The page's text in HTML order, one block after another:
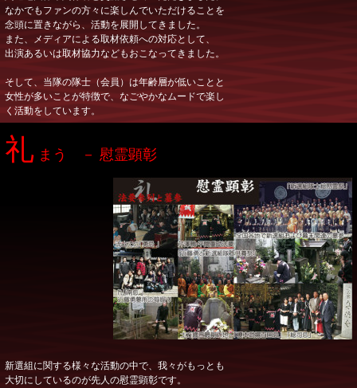
なかでもファンの方々に楽しんでいただけることを
念頭に置きながら、活動を展開してきました。
また、メディアによる取材依頼への対応として、
出演あるいは取材協力などもおこなってきました。
そして、当隊の隊士（会員）は年齢層が低いことと
女性が多いことが特徴で、なごやかなムードで楽し
く活動をしています。
礼 まう － 慰霊顕彰
新選組に関する様々な活動の中で、我々がもっとも
大切にしているのが先人の慰霊顕彰です。